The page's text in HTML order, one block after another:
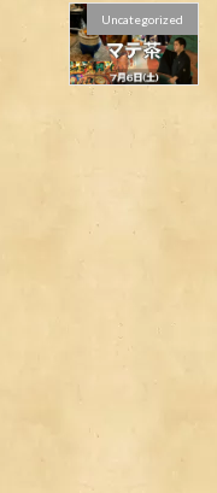
Uncategorized